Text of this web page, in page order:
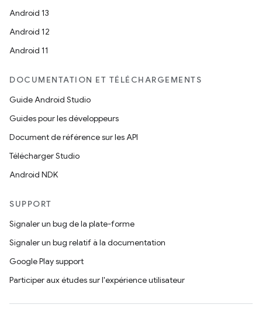
Android 13
Android 12
Android 11
DOCUMENTATION ET TÉLÉCHARGEMENTS
Guide Android Studio
Guides pour les développeurs
Document de référence sur les API
Télécharger Studio
Android NDK
SUPPORT
Signaler un bug de la plate-forme
Signaler un bug relatif à la documentation
Google Play support
Participer aux études sur l'expérience utilisateur